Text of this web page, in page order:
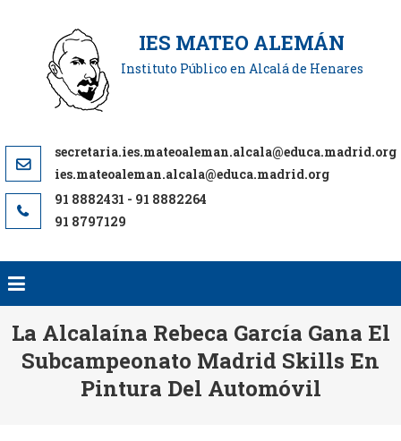
contenido
IES MATEO ALEMÁN
Instituto Público en Alcalá de Henares
ies.mateoaleman.alcala@educa.madrid.org
91 8797129
La Alcalaína Rebeca García Gana El
Subcampeonato Madrid Skills En
Pintura Del Automóvil